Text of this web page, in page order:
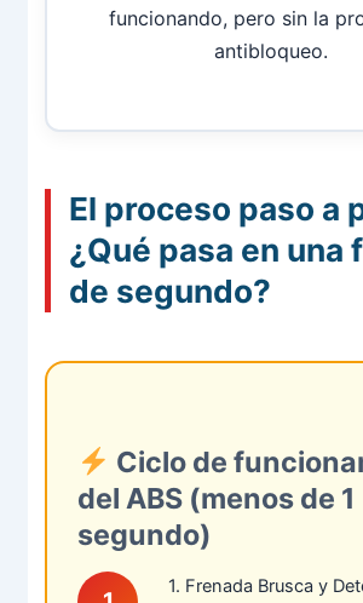
funcionando, pero sin la
antibloqueo.
El proceso paso a
¿Qué pasa en una
de segundo?
Ciclo de
del ABS (menos de 1
segundo)
1. Frenada Brusca y